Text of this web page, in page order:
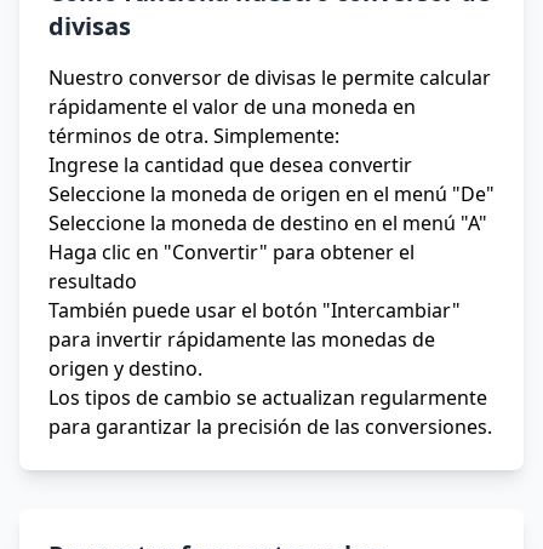
divisas
Nuestro conversor de divisas le permite calcular
rápidamente el valor de una moneda en
términos de otra. Simplemente:
Ingrese la cantidad que desea convertir
Seleccione la moneda de origen en el menú "De"
Seleccione la moneda de destino en el menú "A"
Haga clic en "Convertir" para obtener el
resultado
También puede usar el botón "Intercambiar"
para invertir rápidamente las monedas de
origen y destino.
Los tipos de cambio se actualizan regularmente
para garantizar la precisión de las conversiones.